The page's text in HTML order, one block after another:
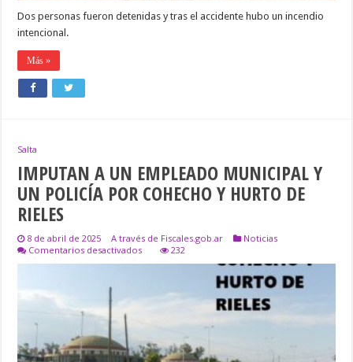
Dos personas fueron detenidas y tras el accidente hubo un incendio
intencional.
Más »
Salta
IMPUTAN A UN EMPLEADO MUNICIPAL Y
UN POLICÍA POR COHECHO Y HURTO DE
RIELES
8 de abril de 2025 A través de Fiscales.gob.ar
Noticias
Comentarios desactivadosen
POLICÍA
POR
232